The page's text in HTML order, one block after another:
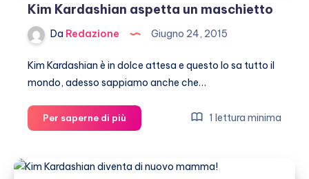
Kim Kardashian aspetta un maschietto
Da Redazione Giugno 24, 2015
Kim Kardashian è in dolce attesa e questo lo sa tutto il
mondo, adesso sappiamo anche che…
Per saperne di più
Kardashian
un
1 lettura minima